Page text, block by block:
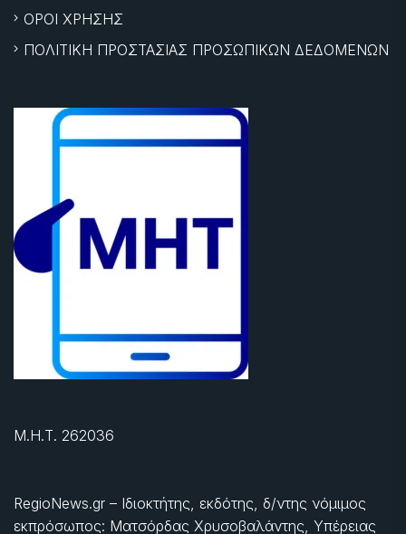
ΟΡΟΙ ΧΡΗΣΗΣ
ΠΟΛΙΤΙΚΗ ΠΡΟΣΤΑΣΙΑΣ ΠΡΟΣΩΠΙΚΩΝ ΔΕΔΟΜΕΝΩΝ
Μ.Η.Τ. 262036
RegioNews.gr – Ιδιοκτήτης, εκδότης, δ/ντης νόμιμος
εκπρόσωπος: Ματσόρδας Χρυσοβαλάντης, Υπέρειας